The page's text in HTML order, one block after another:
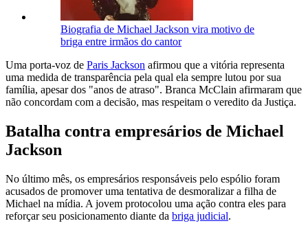
Biografia de Michael Jackson vira motivo de
briga entre irmãos do cantor
Uma porta-voz de Paris Jackson afirmou que a vitória representa
uma medida de transparência pela qual ela sempre lutou por sua
família, apesar dos "anos de atraso". Branca McClain afirmaram que
não concordam com a decisão, mas respeitam o veredito da Justiça.
Batalha contra empresários de Michael
Jackson
No último mês, os empresários responsáveis pelo espólio foram
acusados de promover uma tentativa de desmoralizar a filha de
Michael na mídia. A jovem protocolou uma ação contra eles para
reforçar seu posicionamento diante da briga judicial.